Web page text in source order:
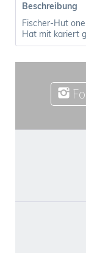
Beschreibung
Fischer-Hut
Hat mit kariert